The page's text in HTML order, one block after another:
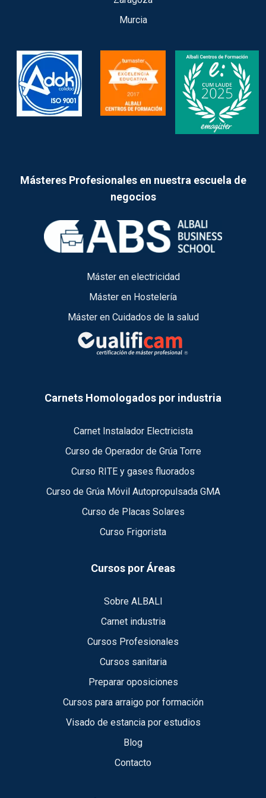
Murcia
Másteres Profesionales en nuestra escuela de
negocios
Máster en electricidad
Máster en Hostelería
Máster en Cuidados de la salud
Carnets Homologados por industria
Carnet Instalador Electricista
Curso de Operador de Grúa Torre
Curso RITE y gases fluorados
Curso de Grúa Móvil Autopropulsada GMA
Curso de Placas Solares
Curso Frigorista
Cursos por Áreas
Sobre ALBALI
Carnet industria
Cursos Profesionales
Cursos sanitaria
Preparar oposiciones
Cursos para arraigo por formación
Visado de estancia por estudios
Blog
Contacto